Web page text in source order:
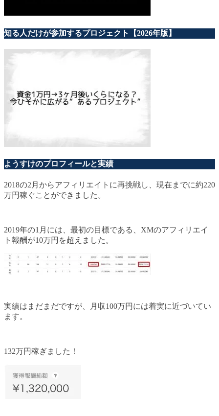
知る人だけが参加するプロジェクト【2026年版】
ようすけのプロフィールと実績
2018の2月からアフィリエイトに再挑戦し、現在までに約220
万円稼ぐことができました。
2019年の1月には、最初の目標である、XMのアフィリエイ
ト報酬が10万円を超えました。
実績はまだまだですが、月収100万円には着実に近づいてい
ます。
132万円稼ぎました！